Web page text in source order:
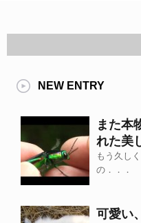
NEW ENTRY
また本
れた美
もう久し
の．．．
可愛い